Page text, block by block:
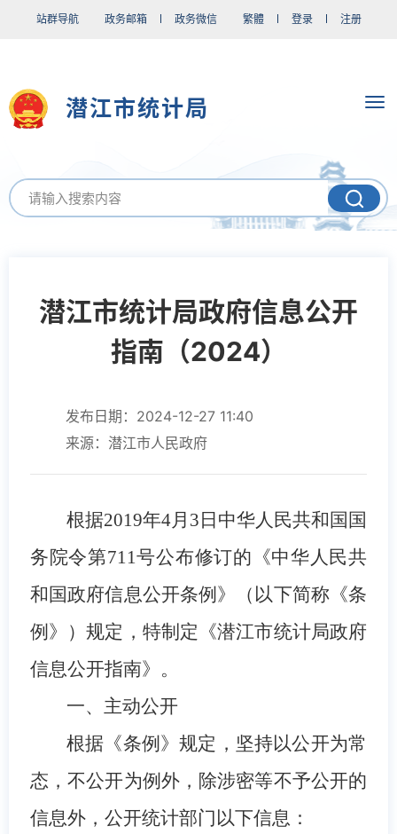
站群导航 政务邮箱 政务微信 繁體 登录 注册
潜江市统计局
潜江市统计局政府信息公开
指南（2024）
发布日期：2024-12-27 11:40
来源：潜江市人民政府
根据2019年4月3日中华人民共和国国
务院令第711号公布修订的《中华人民共
和国政府信息公开条例》（以下简称《条
例》）规定，特制定《潜江市统计局政府
信息公开指南》。
一、主动公开
根据《条例》规定，坚持以公开为常
态，不公开为例外，除涉密等不予公开的
信息外，公开统计部门以下信息：